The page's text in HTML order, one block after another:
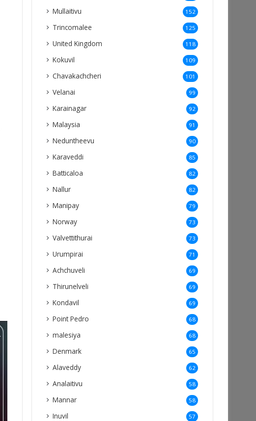
Mullaitivu 152
Trincomalee 125
United Kingdom 118
Kokuvil 109
Chavakachcheri 101
Velanai 99
Karainagar 92
Malaysia 91
Neduntheevu 90
Karaveddi 85
Batticaloa 82
Nallur 82
Manipay 79
Norway 73
Valvettithurai 73
Urumpirai 71
Achchuveli 69
Thirunelveli 69
Kondavil 69
Point Pedro 68
malesiya 68
Denmark 65
Alaveddy 62
Analaitivu 58
Mannar 58
Inuvil 57